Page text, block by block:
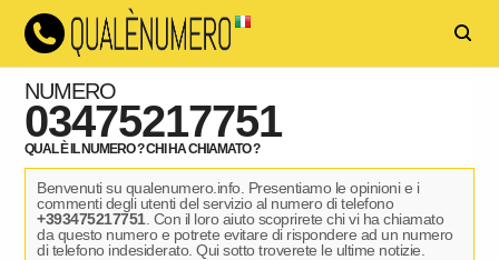
NUMERO
03475217751
QUAL È IL NUMERO ? CHI HA CHIAMATO ?
Benvenuti su qualenumero.info. Presentiamo le opinioni e i
commenti degli utenti del servizio al numero di telefono
+393475217751. Con il loro aiuto scoprirete chi vi ha chiamato
da questo numero e potrete evitare di rispondere ad un numero
di telefono indesiderato. Qui sotto troverete le ultime notizie.